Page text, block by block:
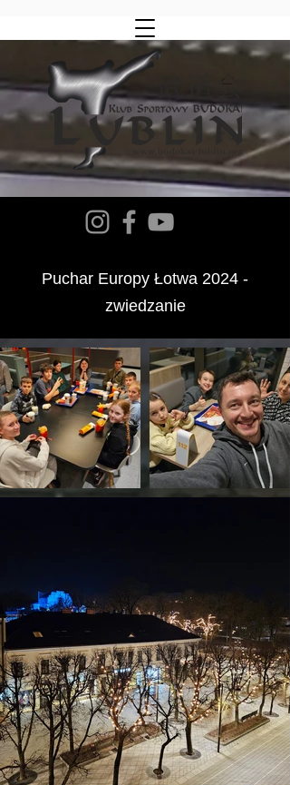
Puchar Europy Łotwa 2024 -
zwiedzanie